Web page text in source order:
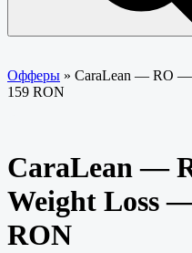
Офферы » CaraLean — RO
159 RON
CaraLean —
Weight Loss
RON